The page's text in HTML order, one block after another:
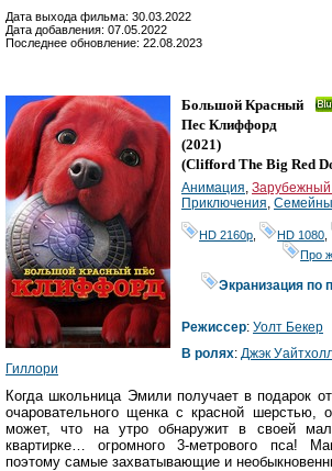
Дата выхода фильма: 30.03.2022
Дата добавления: 07.05.2022
Последнее обновление: 22.08.2023
Большой Красный
Пес Клиффорд
(2021)
(Clifford The Big Red
Анимация,
Приключения,
HD 2160р, HD 1080,
Про
Экранизация по
Режиссер: Уолт Бекер
В ролях: Джэк
Гиллори
Когда школьница Эмили получает в подарок
очаровательного щенка с красной шерстью,
может, что на утро обнаружит в своей
квартирке… огромного 3-метрового пса!
поэтому самые захватывающие и